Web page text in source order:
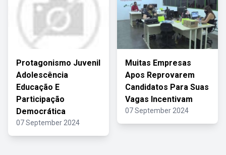
Protagonismo Juvenil
Adolescência
Educação E
Participação
Democrática
07 September 2024
Muitas Empresas
Apos Reprovarem
Candidatos Para Suas
Vagas Incentivam
07 September 2024